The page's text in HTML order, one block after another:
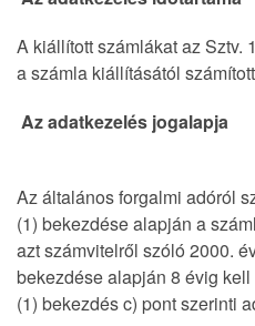
A kiállított számlákat az Sztv.
a számla kiállításától
Az adatkezelés jogalapja
Az általános forgalmi adóról
(1) bekezdése alapján a
azt számvitelről szóló 2000.
bekezdése alapján 8 évig
(1) bekezdés c) pont szerinti